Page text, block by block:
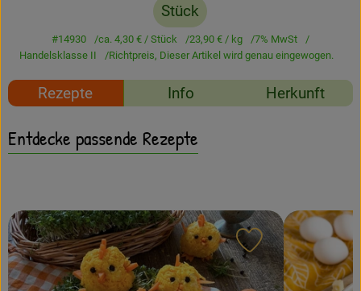
Amperhof-Blog
Entdecken
Über uns
Stück
#14930 ca. 4,30 € / Stück 23,90 € / kg
7% MwSt
Handelsklasse II
Richtpreis, Dieser Artikel wird genau eingewogen.
Rezepte Info Herkunft
Entdecke passende Rezepte
Rezept zu